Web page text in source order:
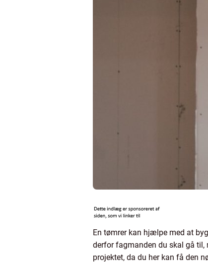
En tømrer kan hjælpe med at
derfor fagmanden du skal gå til,
projektet, da du her kan få den